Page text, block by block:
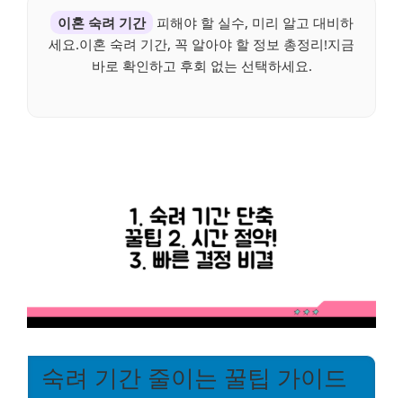
이혼 숙려 기간
피해야 할 실수, 미리 알고 대비하
세요.이혼 숙려 기간, 꼭 알아야 할 정보 총정리!지금
바로 확인하고 후회 없는 선택하세요.
숙려 기간 줄이는 꿀팁 가이드